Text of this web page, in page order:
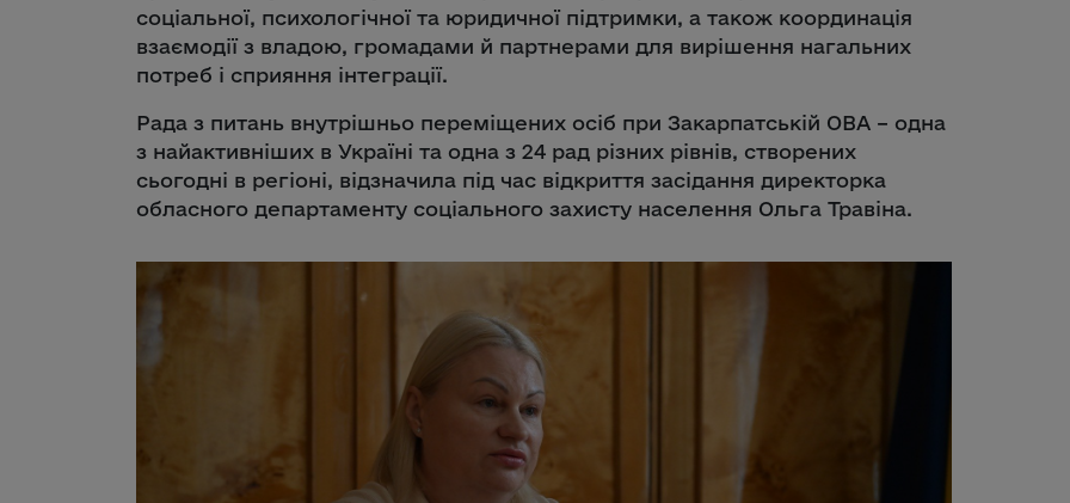
соціальної, психологічної та юридичної підтримки, а також координація
взаємодії з владою, громадами й партнерами для вирішення нагальних
потреб і сприяння інтеграції.
Рада з питань внутрішньо переміщених осіб при Закарпатській ОВА – одна
з найактивніших в Україні та одна з 24 рад різних рівнів, створених
сьогодні в регіоні, відзначила під час відкриття засідання директорка
обласного департаменту соціального захисту населення Ольга Травіна.